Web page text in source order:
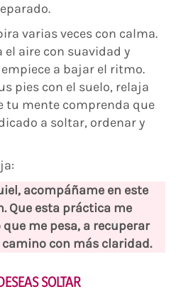
varias veces con calma.
aire con suavidad y
a bajar el ritmo.
pies con el suelo, relaja
tu mente comprenda que
a soltar, ordenar y
acompáñame en este
Que esta práctica me
me pesa, a recuperar
con más claridad.
SOLTAR